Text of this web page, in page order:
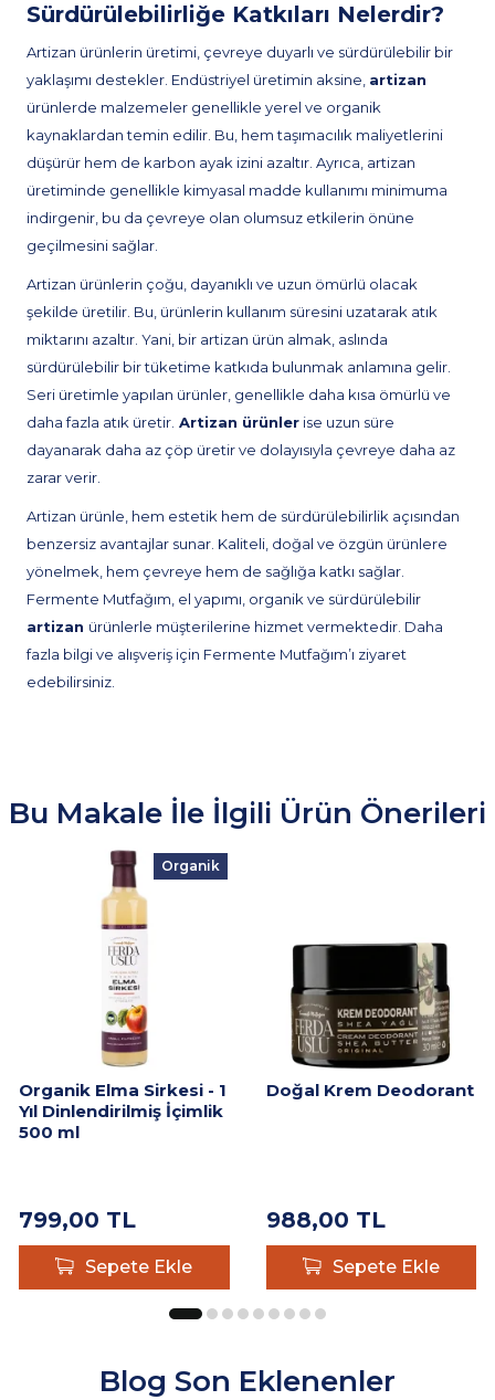
Sürdürülebilirliğe Katkıları Nelerdir?
Artizan ürünlerin üretimi, çevreye duyarlı ve sürdürülebilir bir
yaklaşımı destekler. Endüstriyel üretimin aksine, artizan
ürünlerde malzemeler genellikle yerel ve organik
kaynaklardan temin edilir. Bu, hem taşımacılık maliyetlerini
düşürür hem de karbon ayak izini azaltır. Ayrıca, artizan
üretiminde genellikle kimyasal madde kullanımı minimuma
indirgenir, bu da çevreye olan olumsuz etkilerin önüne
geçilmesini sağlar.
Artizan ürünlerin çoğu, dayanıklı ve uzun ömürlü olacak
şekilde üretilir. Bu, ürünlerin kullanım süresini uzatarak atık
miktarını azaltır. Yani, bir artizan ürün almak, aslında
sürdürülebilir bir tüketime katkıda bulunmak anlamına gelir.
Seri üretimle yapılan ürünler, genellikle daha kısa ömürlü ve
daha fazla atık üretir. Artizan ürünler ise uzun süre
dayanarak daha az çöp üretir ve dolayısıyla çevreye daha az
zarar verir.
Artizan ürünle, hem estetik hem de sürdürülebilirlik açısından
benzersiz avantajlar sunar. Kaliteli, doğal ve özgün ürünlere
yönelmek, hem çevreye hem de sağlığa katkı sağlar.
Fermente Mutfağım, el yapımı, organik ve sürdürülebilir
artizan ürünlerle müşterilerine hizmet vermektedir. Daha
fazla bilgi ve alışveriş için Fermente Mutfağım’ı ziyaret
edebilirsiniz.
Bu Makale İle İlgili Ürün Önerileri
Organik
Organik Elma Sirkesi - 1
Yıl Dinlendirilmiş İçimlik
500 ml
799,00 TL
Sepete Ekle
Doğal Krem Deodorant
988,00 TL
Sepete Ekle
Blog Son Eklenenler